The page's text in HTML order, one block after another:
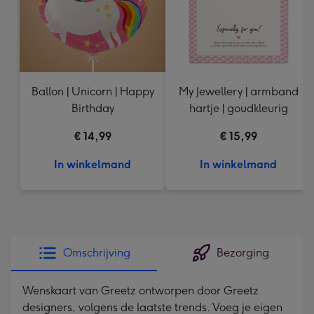
Ballon | Unicorn | Happy
Birthday
€ 14,99
In winkelmand
My Jewellery | armband
hartje | goudkleurig
€ 15,99
In winkelmand
Omschrijving Bezorging
Wenskaart van Greetz ontworpen door Greetz
designers, volgens de laatste trends. Voeg je eigen